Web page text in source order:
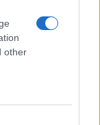
other
εισφορών